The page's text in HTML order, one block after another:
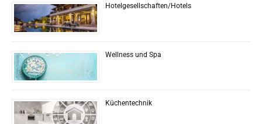
Hotelgesellschaften/Hotels
Wellness und Spa
Küchentechnik